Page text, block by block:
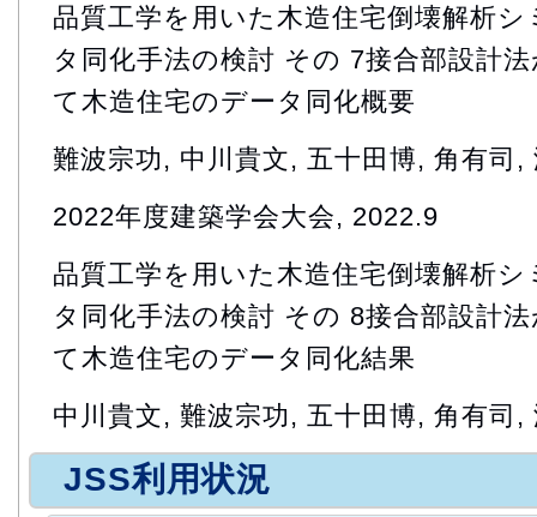
品質工学を用いた木造住宅倒壊解析
タ同化手法の検討 その 7接合部設計
て木造住宅のデータ同化概要
難波宗功, 中川貴文, 五十田博, 角有司,
2022年度建築学会大会, 2022.9
品質工学を用いた木造住宅倒壊解析
タ同化手法の検討 その 8接合部設計
て木造住宅のデータ同化結果
中川貴文, 難波宗功, 五十田博, 角有司,
JSS利用状況